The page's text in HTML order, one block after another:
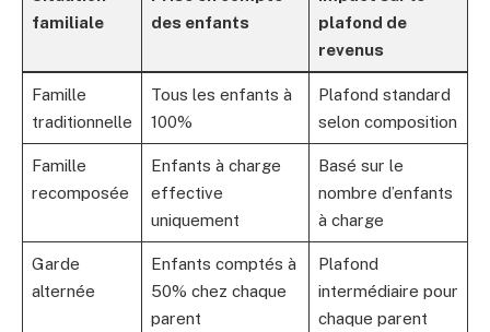
familiale
des enfants
plafond de
revenus
Famille
traditionnelle
Tous les enfants à
100%
Plafond standard
selon composition
Famille
recomposée
Enfants à charge
effective
uniquement
Basé sur le
nombre d’enfants
à charge
Garde
alternée
Enfants comptés à
50% chez chaque
parent
Plafond
intermédiaire pour
chaque parent